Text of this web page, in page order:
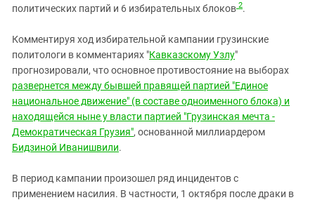
политических партий и 6 избирательных блоков 2.
Комментируя ход избирательной кампании грузинские
политологи в комментариях "Кавказскому Узлу"
прогнозировали, что основное противостояние на выборах
развернется между бывшей правящей партией "Единое
национальное движение" (в составе одноименного блока) и
находящейся ныне у власти партией "Грузинская мечта -
Демократическая Грузия", основанной миллиардером
Бидзиной Иванишвили.
В период кампании произошел ряд инцидентов с
применением насилия. В частности, 1 октября после драки в